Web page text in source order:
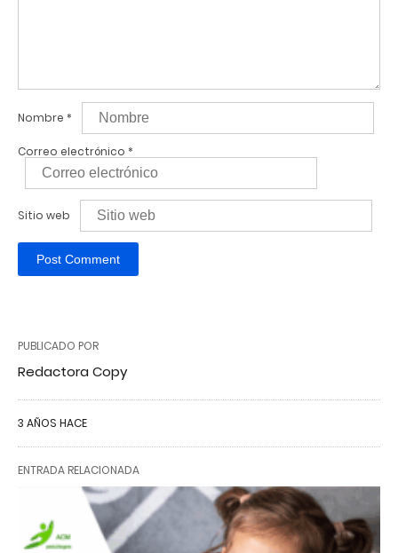
Nombre *
Correo electrónico *
Sitio web
PUBLICADO POR
Redactora Copy
3 AÑOS HACE
ENTRADA RELACIONADA